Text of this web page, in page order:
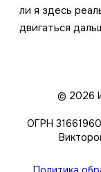
ли я здесь
двигаться
© 2026
ОГРН